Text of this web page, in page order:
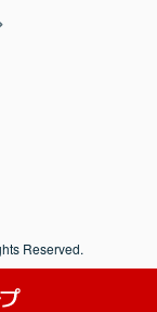
Reserved.